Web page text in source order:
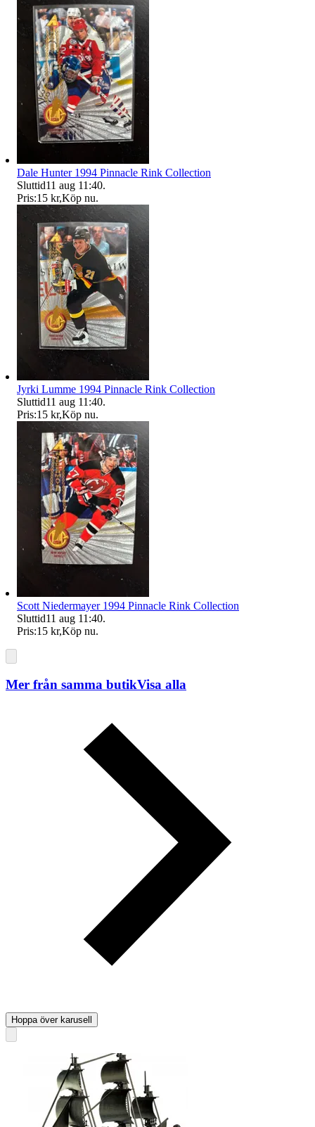
Dale Hunter 1994 Pinnacle Rink Collection
Sluttid11 aug 11:40.
Pris:15 kr,Köp nu.
Jyrki Lumme 1994 Pinnacle Rink Collection
Sluttid11 aug 11:40.
Pris:15 kr,Köp nu.
Scott Niedermayer 1994 Pinnacle Rink Collection
Sluttid11 aug 11:40.
Pris:15 kr,Köp nu.
Mer från samma butikVisa alla
Hoppa över karusell